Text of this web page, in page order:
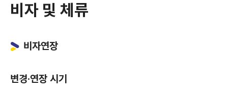
비자 및 체류
비자연장
변경·연장 시기